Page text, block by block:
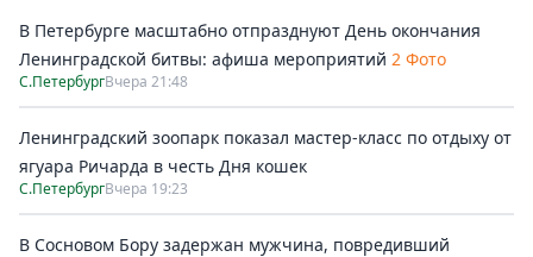
В Петербурге масштабно отпразднуют День окончания
Ленинградской битвы: афиша мероприятий 2 Фото
С.ПетербургВчера 21:48
Ленинградский зоопарк показал мастер-класс по отдыху от
ягуара Ричарда в честь Дня кошек
С.ПетербургВчера 19:23
В Сосновом Бору задержан мужчина, повредивший